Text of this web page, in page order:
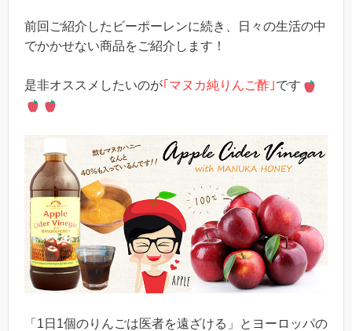
前回ご紹介したビーポーレンに続き、日々の生活の中
でかかせない商品をご紹介します！
是非オススメしたいのが｢マヌカ純りんご酢｣です
「1日1個のりんごは医者を遠ざける」とヨーロッパの